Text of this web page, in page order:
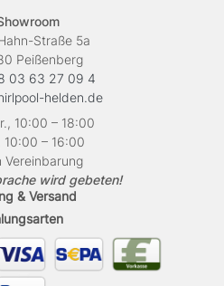
Straße 5a
03 63 27 09 4
helden.de
10:00 – 18:00
10:00 – 16:00
Vereinbarung
wird gebeten!
& Versand